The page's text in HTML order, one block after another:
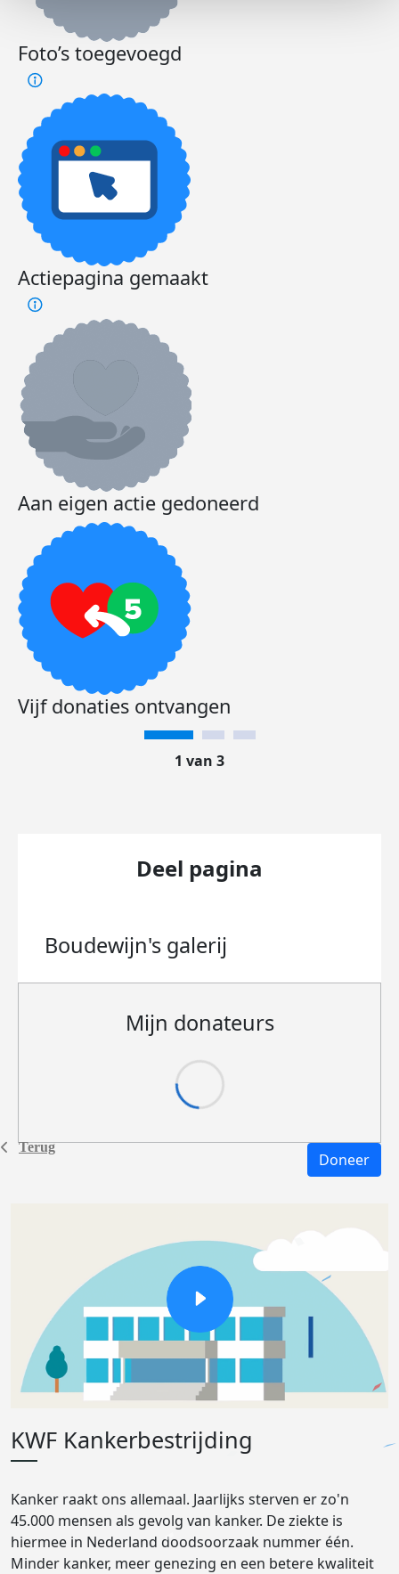
Terug
Foto’s toegevoegd
Actiepagina gemaakt
Aan eigen actie gedoneerd
Vijf donaties ontvangen
1 van 3
Deel pagina
Boudewijn's galerij
Mijn donateurs
Doneer
KWF Kankerbestrijding
Kanker raakt ons allemaal. Jaarlijks sterven er zo'n
45.000 mensen als gevolg van kanker. De ziekte is
hiermee in Nederland doodsoorzaak nummer één.
Minder kanker, meer genezing en een betere kwaliteit